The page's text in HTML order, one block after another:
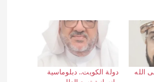
الله
دولة الكويت.. دبلوماسية